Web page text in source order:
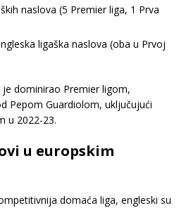
naslova (5 Premier liga, 1 Prva
ligaška naslova (oba u Prvoj
dominirao Premier ligom,
Pepom Guardiolom, uključujući
u 2022-23.
u europskim
domaća liga, engleski su